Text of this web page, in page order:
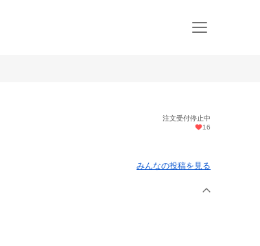
注文受付停止中
16
みんなの投稿を見る